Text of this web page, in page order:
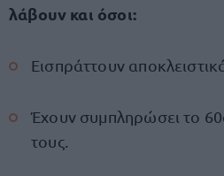
λάβουν και όσοι:
Εισπράττουν
Έχουν συμπληρώσει το
τους.